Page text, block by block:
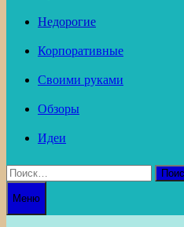
Недорогие
Корпоративные
Своими руками
Обзоры
Идеи
Найти:
Меню